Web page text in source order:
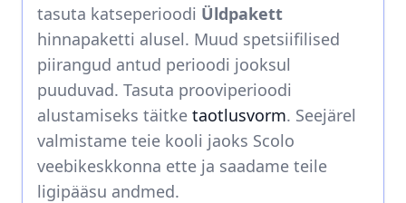
tasuta katseperioodi Üldpakett
hinnapaketti alusel. Muud spetsiifilised
piirangud antud perioodi jooksul
puuduvad. Tasuta prooviperioodi
alustamiseks täitke taotlusvorm. Seejärel
valmistame teie kooli jaoks Scolo
veebikeskkonna ette ja saadame teile
ligipääsu andmed.